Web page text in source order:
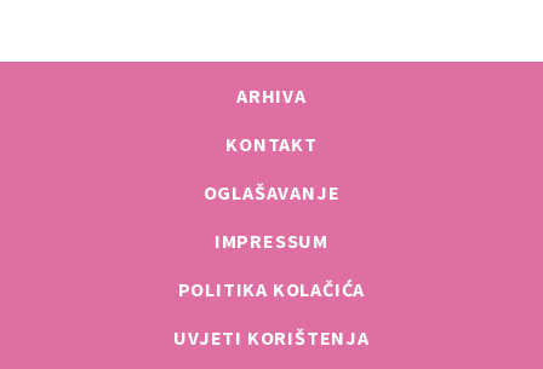
ARHIVA
KONTAKT
OGLAŠAVANJE
IMPRESSUM
POLITIKA KOLAČIĆA
UVJETI KORIŠTENJA